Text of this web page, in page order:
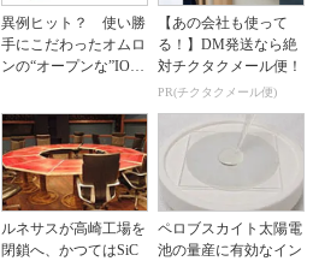
異例ヒット？ 使い勝
手にこだわったオムロ
ンの“オープンな”IO-L
【あの会社も使って
る！】DM発送なら絶
対チクタクメール便！
PR(チクタクメール便)
ルネサスが高崎工場を
閉鎖へ、かつてはSiC
ペロブスカイト太陽電
池の量産に有効なイン